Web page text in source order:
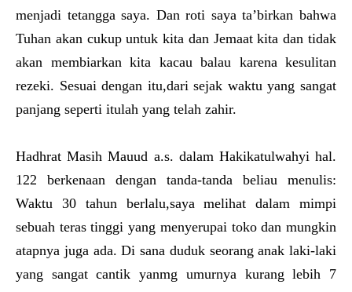
menjadi tetangga saya. Dan roti saya ta’birkan bahwa
Tuhan akan cukup untuk kita dan Jemaat kita dan tidak
akan membiarkan kita kacau balau karena kesulitan
rezeki. Sesuai dengan itu,dari sejak waktu yang sangat
panjang seperti itulah yang telah zahir.
Hadhrat Masih Mauud a.s. dalam Hakikatulwahyi hal.
122 berkenaan dengan tanda-tanda beliau menulis:
Waktu 30 tahun berlalu,saya melihat dalam mimpi
sebuah teras tinggi yang menyerupai toko dan mungkin
atapnya juga ada. Di sana duduk seorang anak laki-laki
yang sangat cantik yanmg umurnya kurang lebih 7